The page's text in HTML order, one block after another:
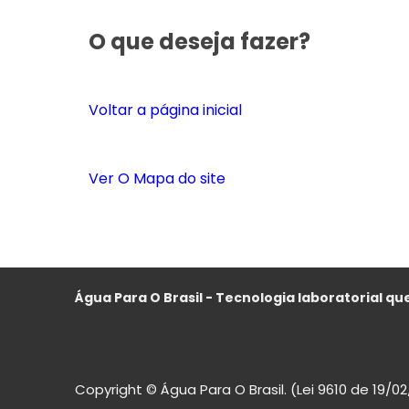
O que deseja fazer?
Voltar a página inicial
Ver O Mapa do site
Água Para O Brasil - Tecnologia laboratorial
Copyright © Água Para O Brasil. (Lei 9610 de 19/